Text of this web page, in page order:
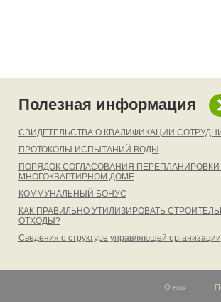
Полезная информация
СВИДЕТЕЛЬСТВА О КВАЛИФИКАЦИИ
ПРОТОКОЛЫ ИСПЫТАНИЙ ВОДЫ
ПОРЯДОК СОГЛАСОВАНИЯ ПЕРЕПЛАНИРОВКИ
МНОГОКВАРТИРНОМ ДОМЕ
КОММУНАЛЬНЫЙ БОНУС
КАК ПРАВИЛЬНО УТИЛИЗИРОВАТЬ
ОТХОДЫ?
Сведения о структуре управляющей организации
О нас